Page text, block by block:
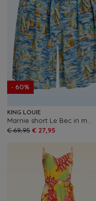
- 60%
KING LOUIE
€ 69,95 € 27,95